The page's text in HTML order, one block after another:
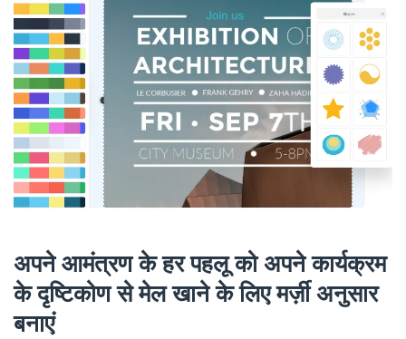
अपने आमंत्रण के हर पहलू को अपने कार्यक्रम
के दृष्टिकोण से मेल खाने के लिए मर्ज़ी अनुसार
बनाएं